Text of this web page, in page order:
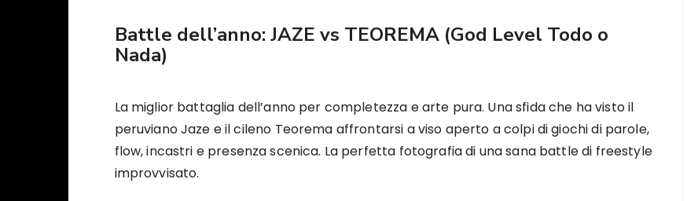
Battle dell’anno: JAZE vs TEOREMA (God Level Todo o
Nada)
La miglior battaglia dell’anno per completezza e arte pura. Una sfida che ha visto il
peruviano Jaze e il cileno Teorema affrontarsi a viso aperto a colpi di giochi di parole,
flow, incastri e presenza scenica. La perfetta fotografia di una sana battle di freestyle
improvvisato.